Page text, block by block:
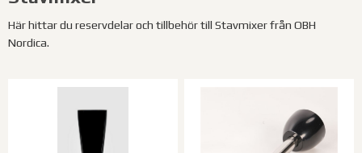
Här hittar du reservdelar och tillbehör till Stavmixer från OBH
Nordica.